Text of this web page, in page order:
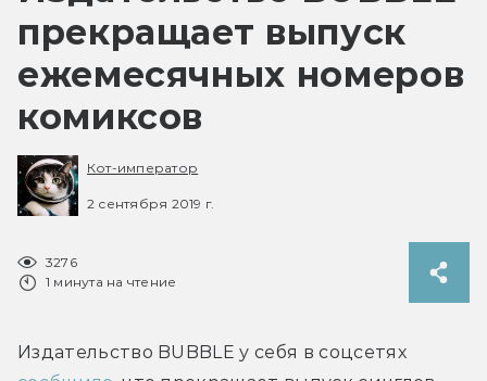
прекращает выпуск
ежемесячных номеров
комиксов
Кот-император
2 сентября 2019 г.
3276
1 минута на чтение
Издательство BUBBLE у себя в соцсетях